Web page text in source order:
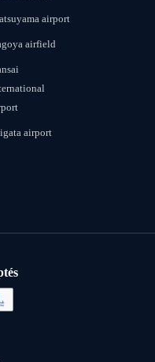
airport
airfield
airport